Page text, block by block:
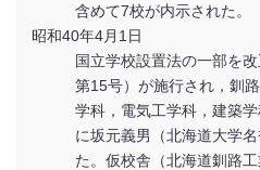
含めて7校が内示された。
昭和40年4月1日
国立学校設置法の一部を
第15号）が施行され，釧
学科，電気工学科，建築
に坂元義男（北海道大学
た。仮校舎（北海道釧路